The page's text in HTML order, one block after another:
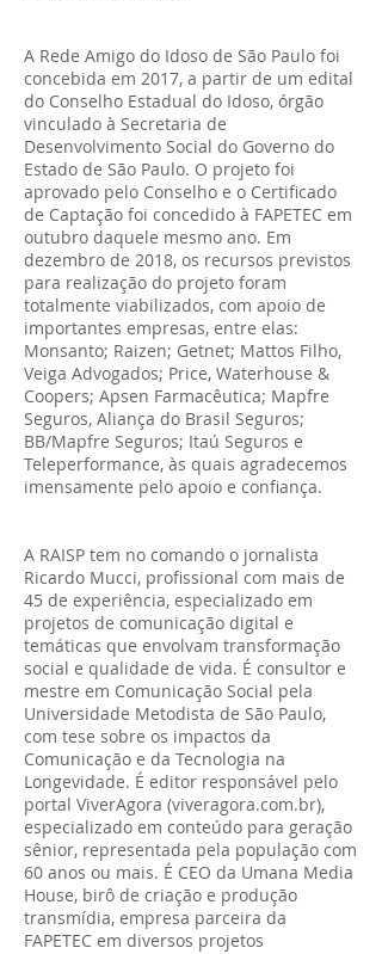
A Rede Amigo do Idoso de São Paulo foi
concebida em 2017, a partir de um edital
do Conselho Estadual do Idoso, órgão
vinculado à Secretaria de
Desenvolvimento Social do Governo do
Estado de São Paulo. O projeto foi
aprovado pelo Conselho e o Certificado
de Captação foi concedido à FAPETEC em
outubro daquele mesmo ano. Em
dezembro de 2018, os recursos previstos
para realização do projeto foram
totalmente viabilizados, com apoio de
importantes empresas, entre elas:
Monsanto; Raizen; Getnet; Mattos Filho,
Veiga Advogados; Price, Waterhouse &
Coopers; Apsen Farmacêutica; Mapfre
Seguros, Aliança do Brasil Seguros;
BB/Mapfre Seguros; Itaú Seguros e
Teleperformance, às quais agradecemos
imensamente pelo apoio e confiança.
A RAISP tem no comando o jornalista
Ricardo Mucci, profissional com mais de
45 de experiência, especializado em
projetos de comunicação digital e
temáticas que envolvam transformação
social e qualidade de vida. É consultor e
mestre em Comunicação Social pela
Universidade Metodista de São Paulo,
com tese sobre os impactos da
Comunicação e da Tecnologia na
Longevidade. É editor responsável pelo
portal ViverAgora (viveragora.com.br),
especializado em conteúdo para geração
sênior, representada pela população com
60 anos ou mais. É CEO da Umana Media
House, birô de criação e produção
transmídia, empresa parceira da
FAPETEC em diversos projetos